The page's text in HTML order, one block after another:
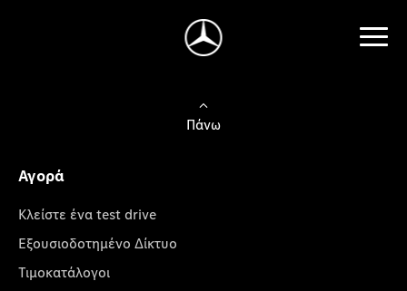
Πάνω
Αγορά
Κλείστε ένα test drive
Εξουσιοδοτημένο Δίκτυο
Τιμοκατάλογοι